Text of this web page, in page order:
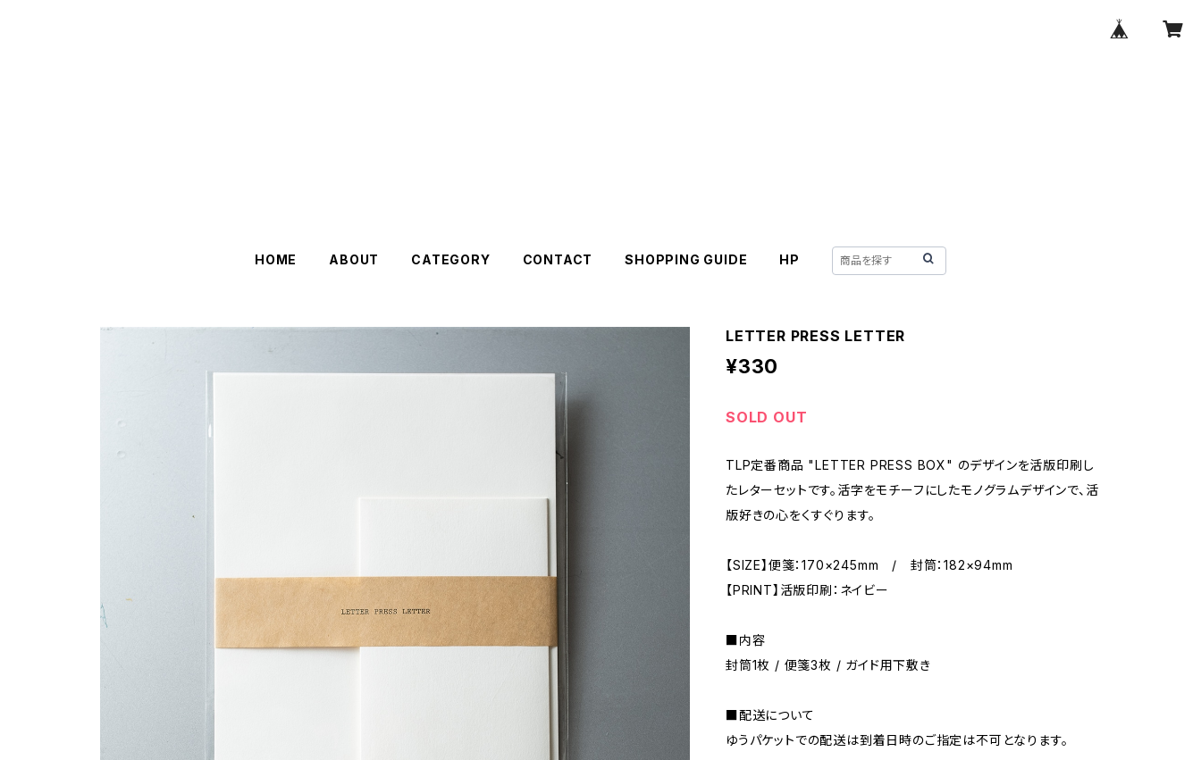
HOME ABOUT CATEGORY CONTACT SHOPPING GUIDE HP
LETTER PRESS LETTER
¥330
SOLD OUT
TLP定番商品 "LETTER PRESS BOX" のデザインを活版印刷し
たレターセットです。活字をモチーフにしたモノグラムデザインで、活
版好きの心をくすぐります。
【SIZE】便箋：170×245mm / 封筒：182×94mm
【PRINT】活版印刷：ネイビー
■内容
封筒1枚 / 便箋3枚 / ガイド用下敷き
■配送について
ゆうパケットでの配送は到着日時のご指定は不可となります。